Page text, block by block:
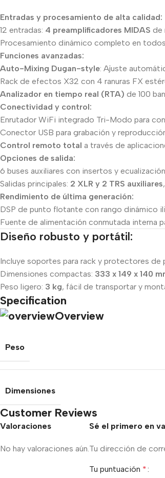
Entradas y procesamiento de alta calidad:
12 entradas: 4 preamplificadores MIDAS de
Procesamiento dinámico completo en
Funciones avanzadas:
Auto-Mixing Dugan-style: Ajuste
Rack de efectos X32 con 4 ranuras FX
Analizador en tiempo real (RTA) de 100
Conectividad y control:
Enrutador WiFi integrado Tri-Modo para
Conector USB para grabación y
Control remoto total a través de
Opciones de salida:
6 buses auxiliares con insertos y
Salidas principales: 2 XLR y 2 TRS auxiliares
Rendimiento de última generación:
DSP de punto flotante con rango dinámico
Fuente de alimentación conmutada interna
Diseño robusto y portátil:
Incluye soportes para rack y protectores de
Dimensiones compactas: 333 x 149 x 140
Peso ligero: 3 kg, fácil de transportar y
Specification
Overview
Peso
Dimensiones
Customer Reviews
Valoraciones
No hay valoraciones aún.
Sé el primero en
Tu dirección de
Tu puntuación *